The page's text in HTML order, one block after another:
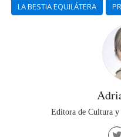
LA BESTIA EQUILÁTERA
Editora de Cultura y